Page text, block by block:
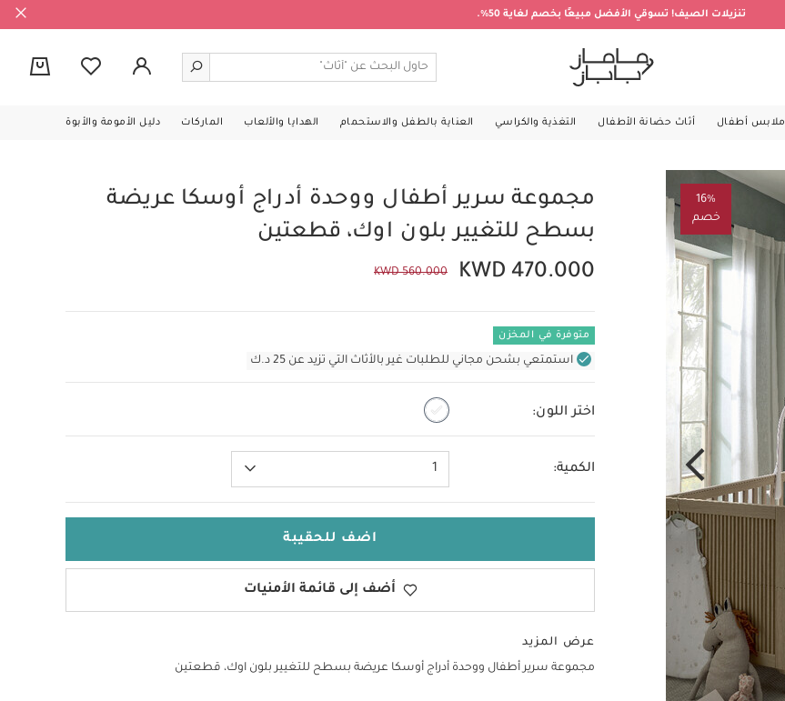
تنزيلات الصيف! تسوقي الأفضل مبيعًا بخصم لغاية 50%.
ملابس أطفال أثاث حضانة الأطفال التغذية والكراسي العناية بالطفل والاستحمام الهدايا والألعاب الماركات دليل الأمومة والأبوة
16%
خصم
مجموعة سرير أطفال ووحدة أدراج أوسكا عريضة
بسطح للتغيير بلون اوك، قطعتين
KWD 470.000
KWD 560.000
متوفرة في المخزن
استمتعي بشحن مجاني للطلبات غير بالأثاث التي تزيد عن 25 د.ك
اختر اللون:
الكمية: 1
اضف للحقيبة
أضف إلى قائمة الأمنيات
عرض المزيد
مجموعة سرير أطفال ووحدة أدراج أوسكا عريضة بسطح للتغيير بلون اوك، قطعتين